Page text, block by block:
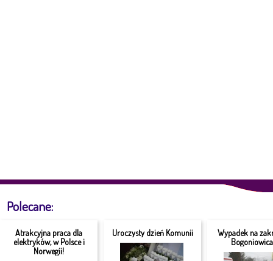
Polecane:
Atrakcyjna praca dla
elektryków, w Polsce i
Norwegii!
Uroczysty dzień Komunii
Wypadek na